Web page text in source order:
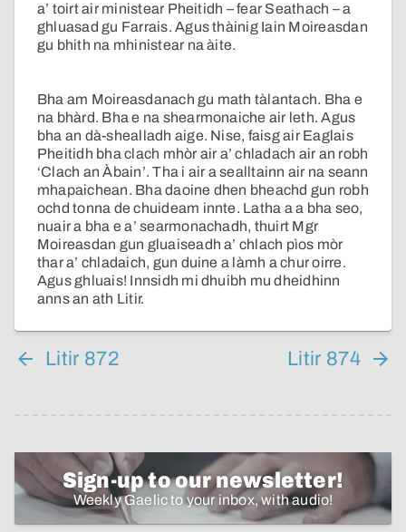
a’ toirt air ministear Pheitidh – fear Seathach – a
ghluasad gu Farrais. Agus thàinig Iain Moireasdan
gu bhith na mhinistear na àite.
Bha am Moireasdanach gu math tàlantach. Bha e
na bhàrd. Bha e na shearmonaiche air leth. Agus
bha an dà-shealladh aige. Nise, faisg air Eaglais
Pheitidh bha clach mhòr air a’ chladach air an robh
‘Clach an Àbain’. Tha i air a sealltainn air na seann
mhapaichean. Bha daoine dhen bheachd gun robh
ochd tonna de chuideam innte. Latha a a bha seo,
nuair a bha e a’ searmonachadh, thuirt Mgr
Moireasdan gun gluaiseadh a’ chlach pìos mòr
thar a’ chladaich, gun duine a làmh a chur oirre.
Agus ghluais! Innsidh mi dhuibh mu dheidhinn
anns an ath Litir.
Litir 872 Litir 874
Sign-up to our newsletter!
Weekly Gaelic to your inbox, with audio!